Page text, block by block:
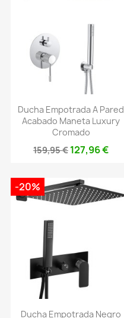
Ducha Empotrada A Pared
Acabado Maneta Luxury
Cromado
159,95 € 127,96 €
Ducha Empotrada Negro
-20%